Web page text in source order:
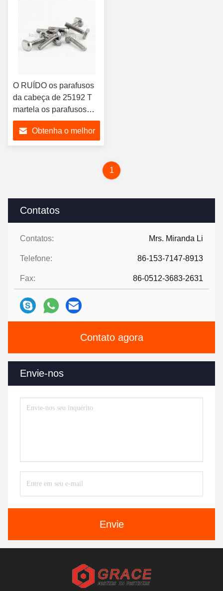
Contatos
Contatos: Mrs. Miranda Li
Telefone: 86-153-7147-8913
Fax: 86-0512-3683-2631
Contato agora
Envie-nos
Envie
O RUÍDO os parafusos
da cabeça de 25192 T
martela os parafusos
principais para veículos
da estrada de ferro
Obtenha o melhor
1